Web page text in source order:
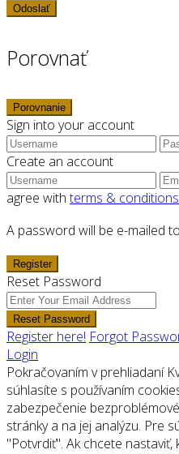
Odoslať
Porovnať
Porovnanie
Sign into your account
Create an account
agree withterms & conditions
A password will be e-mailed
Register
Reset Password
Reset Password
Register here! Forgot
Login
Pokračovaním v prehliadaní
súhlasíte s používaním
zabezpečenie
stránky a na jej analýzu. Pre
"Potvrdiť". Ak chcete